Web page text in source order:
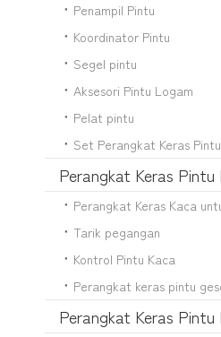
Penampil Pintu
Koordinator Pintu
Segel pintu
Aksesori Pintu Logam
Pelat pintu
Set Perangkat Keras Pintu
Perangkat Keras Pintu
Tarik pegangan
Kontrol Pintu Kaca
Perangkat keras pintu
Perangkat Keras Pintu